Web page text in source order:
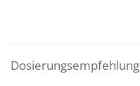
Dosierungsempfehlung